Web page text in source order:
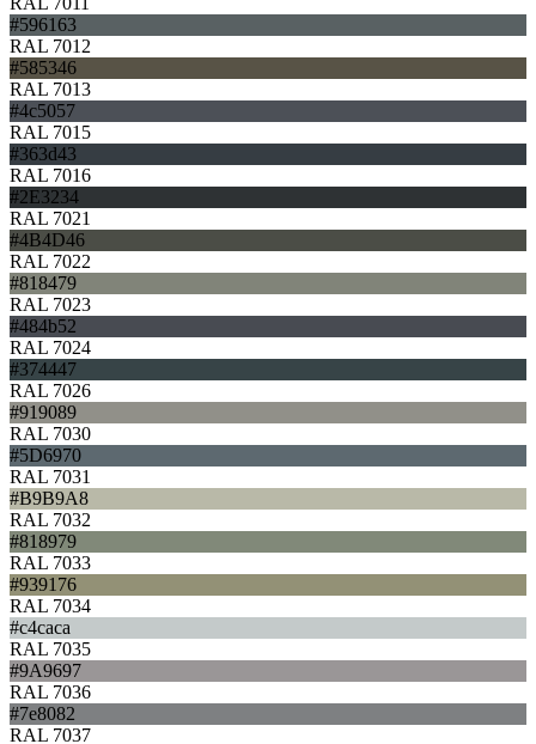
#596163
RAL 7012
#585346
RAL 7013
#4c5057
RAL 7015
#363d43
RAL 7016
#2E3234
RAL 7021
#4B4D46
RAL 7022
#818479
RAL 7023
#484b52
RAL 7024
#374447
RAL 7026
#919089
RAL 7030
#5D6970
RAL 7031
#B9B9A8
RAL 7032
#818979
RAL 7033
#939176
RAL 7034
#c4caca
RAL 7035
#9A9697
RAL 7036
#7e8082
RAL 7037